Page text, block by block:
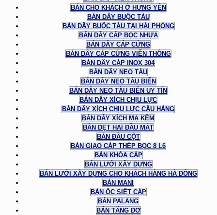
BÁN CHO KHÁCH Ở HƯNG YÊN
BÁN DÂY BUỘC TÀU
BÁN DÂY BUỘC TÀU TẠI HẢI PHÒNG
BÁN DÂY CÁP BỌC NHỰA
BÁN DÂY CÁP CỨNG
BÁN DÂY CÁP CỨNG VIỄN THÔNG
BÁN DÂY CÁP INOX 304
BÁN DÂY NEO TÀU
BÁN DÂY NEO TÀU BIỂN
BÁN DÂY NEO TÀU BIỂN UY TÍN
BÁN DÂY XÍCH CHỊU LỰC
BÁN DÂY XÍCH CHỊU LỰC CẨU HÀNG
BÁN DÂY XÍCH MẠ KẼM
BẢN DẸT HAI ĐẦU MẮT
BẢN ĐẦU CỘT
BÀN GIAO CÁP THÉP BỌC 8 L6
BÁN KHÓA CÁP
BÁN LƯỚI XÂY DỰNG
BÁN LƯỚI XÂY DỰNG CHO KHÁCH HÀNG HÀ ĐÔNG
BÁN MANI
BÁN ỐC SIẾT CÁP
BÁN PALANG
BÁN TĂNG ĐƠ